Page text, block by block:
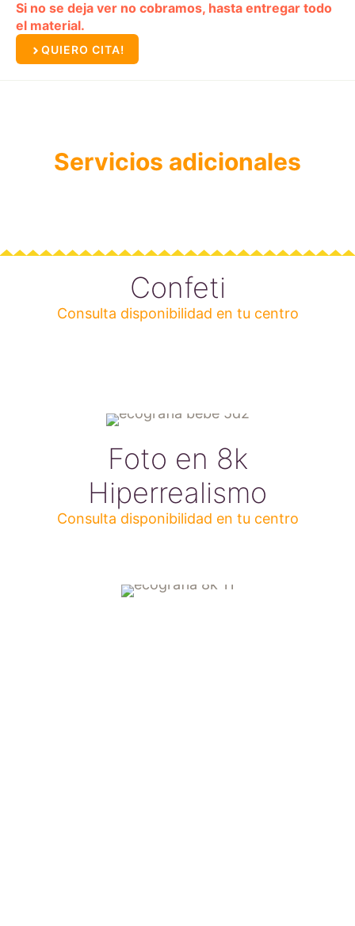
Si no se deja ver no cobramos, hasta entregar todo
el material.
QUIERO CITA!
Servicios adicionales
Confeti
Consulta disponibilidad en tu centro
Foto en 8k
Hiperrealismo
Consulta disponibilidad en tu centro